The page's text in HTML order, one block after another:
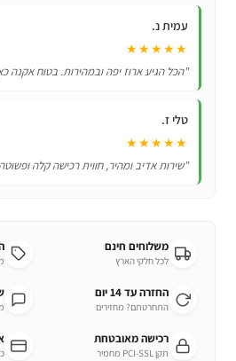
לאייפון
אנדרואיד
עמית נ.
★★★★★
"הכל הגיע ארוז יפה ובמהירות. בטוח אקנה
טלי ז.
★★★★★
"שירות אדיב ומהיר, חווית רכישה קלה
משלוחים חינם
לכל חלקי הארץ
החזרה עד 14 יום
התחרטתם? מחזירים
רכישה מאובטחת
תקן PCI-SSL מחמיר